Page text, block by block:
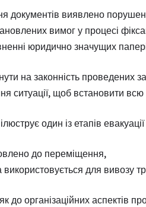
документів виявлено
вимог у процесі
юридично значущих
на законність проведених
ситуації, щоб встановити всю
один із етапів
до переміщення,
використовується для вивозу
до організаційних аспектів